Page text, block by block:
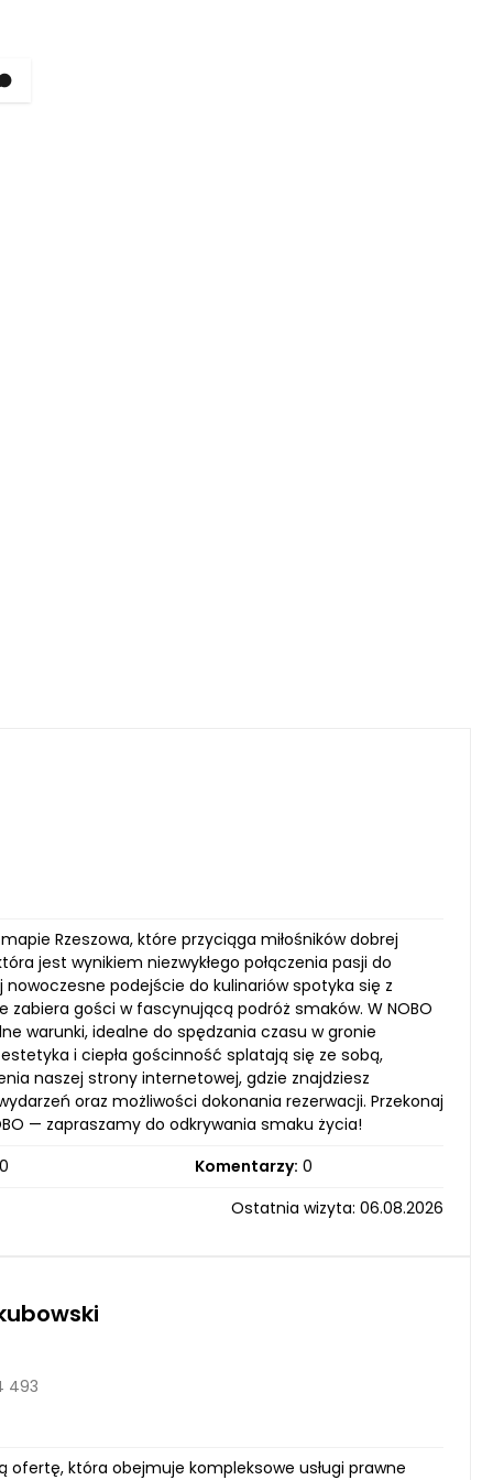
Rzeszowa, które przyciąga miłośników dobrej
jest wynikiem niezwykłego połączenia pasji do
podejście do kulinariów spotyka się z
zabiera gości w fascynującą podróż smaków. W NOBO
warunki, idealne do spędzania czasu w gronie
i ciepła gościnność splatają się ze sobą,
naszej strony internetowej, gdzie znajdziesz
oraz możliwości dokonania rezerwacji. Przekonaj
— zapraszamy do odkrywania smaku życia!
0 Komentarzy: 0
Ostatnia wizyta: 06.08.2026
493
ofertę, która obejmuje kompleksowe usługi prawne